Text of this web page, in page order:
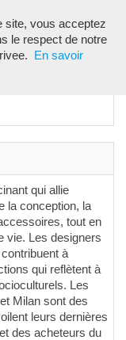
qui allie
la conception, la
tout en
vie. Les designers
à
qui reflètent à
Les
Milan sont des
leurs dernières
des acheteurs du
site, vous acceptez
le respect de notre
En savoir